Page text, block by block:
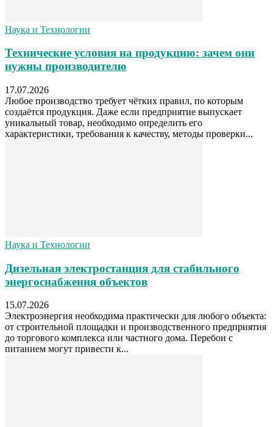
Наука и Технологии
Технические условия на продукцию: зачем они
нужны производителю
17.07.2026
Любое производство требует чётких правил, по которым
создаётся продукция. Даже если предприятие выпускает
уникальный товар, необходимо определить его
характеристики, требования к качеству, методы проверки...
Наука и Технологии
Дизельная электростанция для стабильного
энергоснабжения объектов
15.07.2026
Электроэнергия необходима практически для любого объекта:
от строительной площадки и производственного предприятия
до торгового комплекса или частного дома. Перебои с
питанием могут привести к...